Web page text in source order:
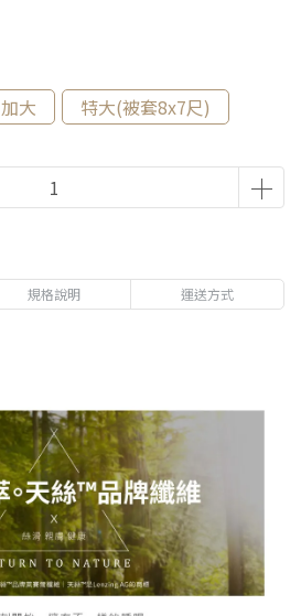
加大 特大(被套8x7尺)
規格說明 運送方式